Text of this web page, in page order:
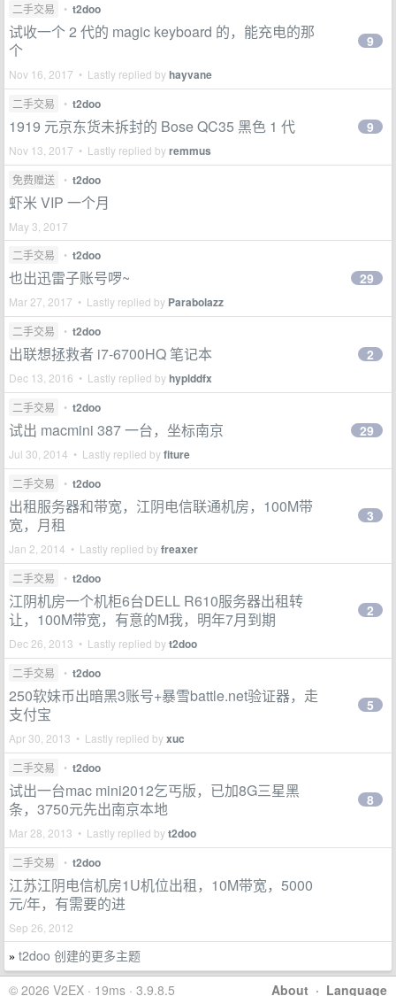
二手交易 • t2doo
试收一个 2 代的 magic keyboard 的，能充电的那
个
Nov 16, 2017 • Lastly replied byhayvane
9
二手交易 • t2doo
1919 元京东货未拆封的 Bose QC35 黑色 1 代
Nov 13, 2017 • Lastly replied byremmus
9
免费赠送 • t2doo
虾米 VIP 一个月
May 3, 2017
二手交易
• t2doo
也出迅雷子账号啰~
Mar 27, 2017 • Lastly replied by Parabolazz
29
二手交易 • t2doo
出联想拯救者 i7-6700HQ 笔记本
Dec 13, 2016 • Lastly replied byhyplddfx
2
二手交易 • t2doo
试出 macmini 387 一台，坐标南京
Jul 30, 2014 • Lastly replied byfiture
29
二手交易 • t2doo
出租服务器和带宽，江阴电信联通机房，100M带
宽，月租
Jan 2, 2014 • Lastly replied byfreaxer
3
二手交易 • t2doo
江阴机房一个机柜6台DELL R610服务器出租转
让，100M带宽，有意的M我，明年7月到期
Dec 26, 2013 • Lastly replied byt2doo
2
二手交易 • t2doo
250软妹币出暗黑3账号+暴雪battle.net验证器，走
支付宝
Apr 30, 2013 • Lastly replied byxuc
5
二手交易 • t2doo
试出一台mac mini2012乞丐版，已加8G三星黑
条，3750元先出南京本地
Mar 28, 2013 • Lastly replied byt2doo
8
二手交易 • t2doo
江苏江阴电信机房1U机位出租，10M带宽，5000
元/年，有需要的进
Sep 26, 2012
» t2doo 创建的更多主题
About · Language
© 2026 V2EX · 19ms · 3.9.8.5